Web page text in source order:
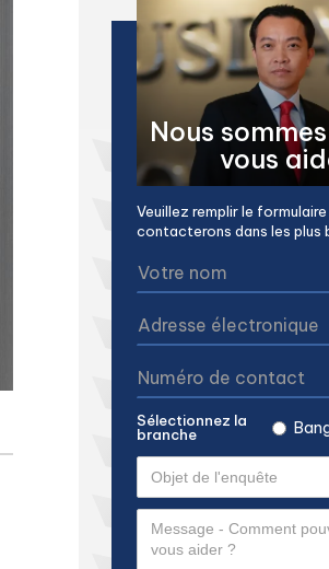
Nous
vous
Veuillez remplir le
contacterons dans les plus
Sélectionnez la
branche